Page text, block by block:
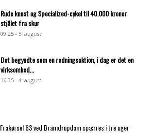
Rude knust og Specialized-cykel til 40.000 kroner
stjålet fra skur
09:25 - 5. august
Det begyndte som en redningsaktion, i dag er det en
virksomhed...
16:35 - 4. august
Frakørsel 63 ved Bramdrupdam spærres i tre uger